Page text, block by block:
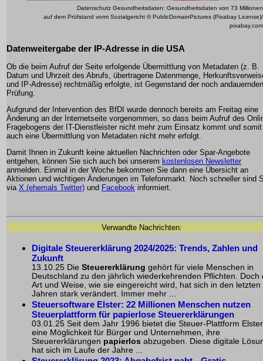
Datenschutz Gesundheitsdaten: Gesundheitsdaten von 73 Millionen
auf dem Prüfstand vorm Sozialgericht © PublicDomainPictures (Pixabay License)/
pixabay.com
Datenweitergabe der IP-Adresse in die USA
Ob die beim Aufruf der Seite erfolgende Übermittlung von Metadaten (z. B.
Datum und Uhrzeit des Abrufs, übertragene Datenmenge,
und IP-Adresse) rechtmäßig erfolgte, ist Gegenstand der noch andauernden
Prüfung.
Aufgrund der Intervention des BfDI wurde dennoch bereits am Freitag eine
Änderung an der Internetseite vorgenommen, so dass beim Aufruf des
Fragebogens der IT-Dienstleister nicht mehr zum Einsatz kommt und somit
auch eine Übermittlung von Metadaten nicht mehr erfolgt.
Damit Ihnen in Zukunft keine aktuellen Nachrichten oder Spar-Angebote
entgehen, können Sie sich auch bei unserem kostenlosen Newsletter
anmelden. Einmal in der Woche bekommen Sie dann eine Übersicht an
Aktionen und wichtigen Änderungen im Telefonmarkt. Noch schneller sind
via X (ehemals Twitter) und Facebook informiert.
Verwandte Nachrichten:
Digitale Steuererklärung 2024/2025: Trends, Zahlen und
Zukunft
13.10.25 Die Steuererklärung gehört für viele Menschen in
Deutschland zu den jährlich wiederkehrenden Pflichten. Doch
Art und Weise, wie sie eingereicht wird, hat sich in den letzten
Jahren stark verändert. Immer mehr ...
Steuersoftware Elster: 22 Millionen Menschen nutzen
Steuerplattform für papierlose Steuererklärungen
03.01.25 Seit dem Jahr 1996 bietet die Steuer-Plattform Elster
eine Möglichkeit für Bürger und Unternehmen, ihre
Steuererklärungen papierlos abzugeben. Diese digitale
hat sich im Laufe der Jahre ...